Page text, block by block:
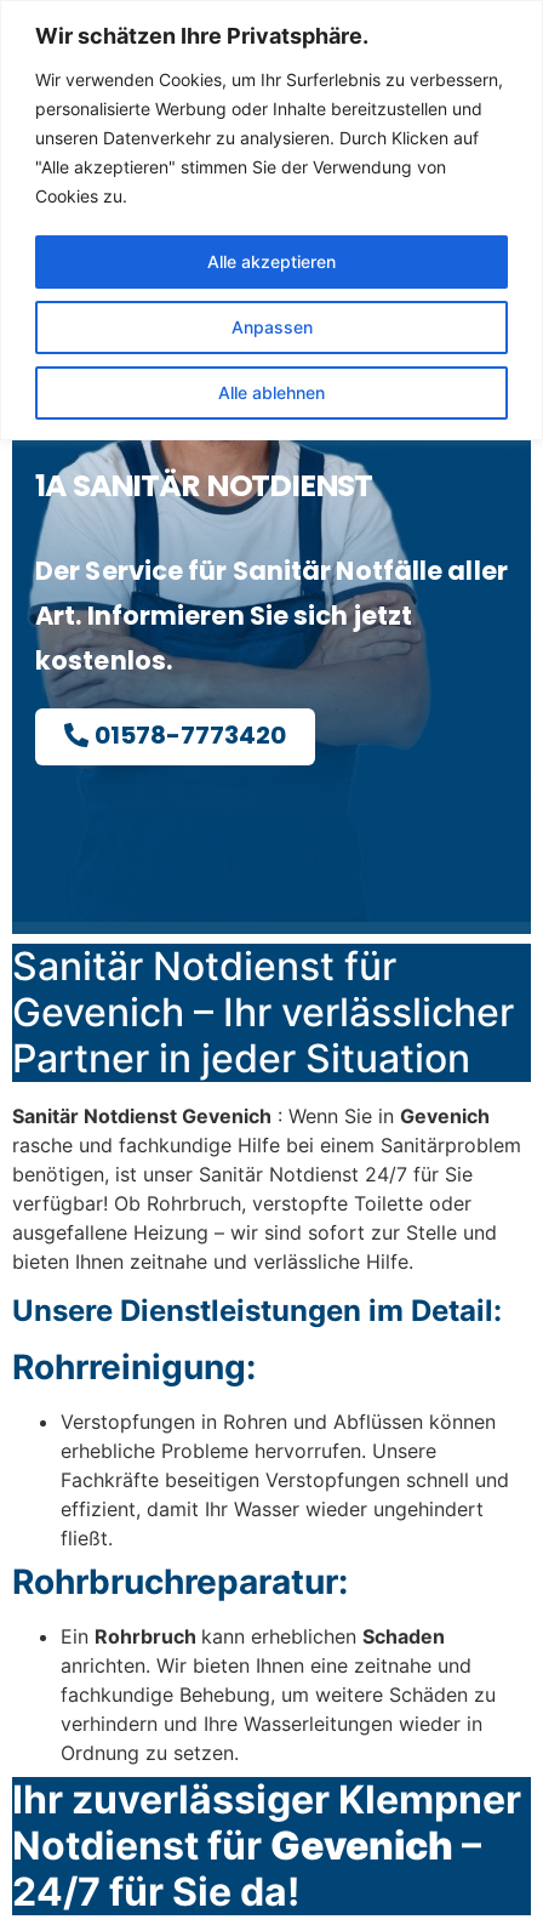
Wir schätzen Ihre Privatsphäre.
Wir verwenden Cookies, um Ihr Surferlebnis zu verbessern,
personalisierte Werbung oder Inhalte bereitzustellen und
unseren Datenverkehr zu analysieren. Durch Klicken auf
"Alle akzeptieren" stimmen Sie der Verwendung von
Cookies zu.
Anpassen
Alle ablehnen
Alle akzeptieren
Sanitär Notdienst
(Klempner) für
Gevenich
1A SANITÄR NOTDIENST
Der Service für Sanitär Notfälle aller
Art. Informieren Sie sich jetzt
kostenlos.
01578-7773420
Sanitär Notdienst für
Gevenich – Ihr verlässlicher
Partner in jeder Situation
Sanitär Notdienst Gevenich : Wenn Sie in Gevenich
rasche und fachkundige Hilfe bei einem Sanitärproblem
benötigen, ist unser Sanitär Notdienst 24/7 für Sie
verfügbar! Ob Rohrbruch, verstopfte Toilette oder
ausgefallene Heizung – wir sind sofort zur Stelle und
bieten Ihnen zeitnahe und verlässliche Hilfe.
Unsere Dienstleistungen im Detail:
Rohrreinigung:
Verstopfungen in Rohren und Abflüssen können
erhebliche Probleme hervorrufen. Unsere
Fachkräfte beseitigen Verstopfungen schnell und
effizient, damit Ihr Wasser wieder ungehindert
fließt.
Rohrbruchreparatur:
Ein Rohrbruch kann erheblichen Schaden
anrichten. Wir bieten Ihnen eine zeitnahe und
fachkundige Behebung, um weitere Schäden zu
verhindern und Ihre Wasserleitungen wieder in
Ordnung zu setzen.
Ihr zuverlässiger Klempner
Notdienst für Gevenich –
24/7 für Sie da!